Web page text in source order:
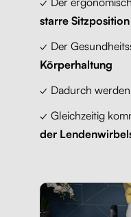
starre Sitzposition
✓ Der
Körperhaltung
✓ Dadurch werden
✓ Gleichzeitig
der